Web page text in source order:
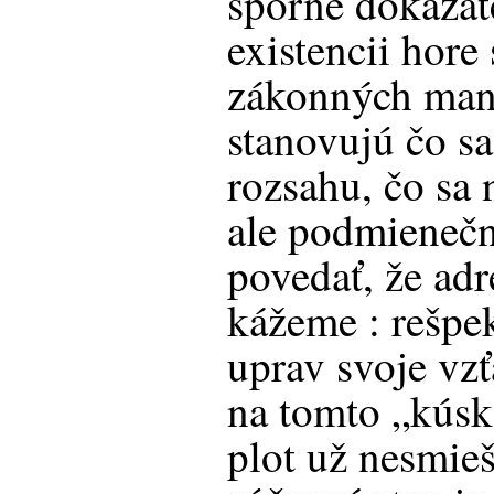
existencii hore
zákonných
stanovujú čo
rozsahu, čo sa
ale
povedať, že
kážeme :
uprav svoje
na tomto
plot už